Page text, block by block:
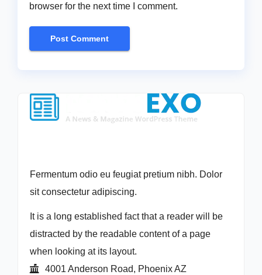
browser for the next time I comment.
Fermentum odio eu feugiat pretium nibh. Dolor
sit consectetur adipiscing.
It is a long established fact that a reader will be
distracted by the readable content of a page
when looking at its layout.
4001 Anderson Road, Phoenix AZ